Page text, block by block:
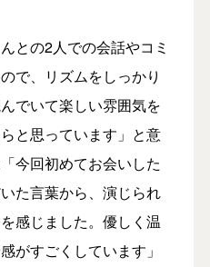
との2人での会話やコミ
で、リズムをしっかり
でいて楽しい雰囲気を
と思っています」と意
今回初めてお会いした
た言葉から、演じられ
感じました。優しく温
がすごくしています」